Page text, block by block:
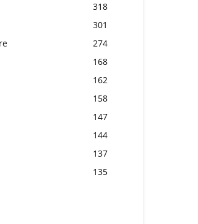
318
301
274
168
162
158
147
144
137
135